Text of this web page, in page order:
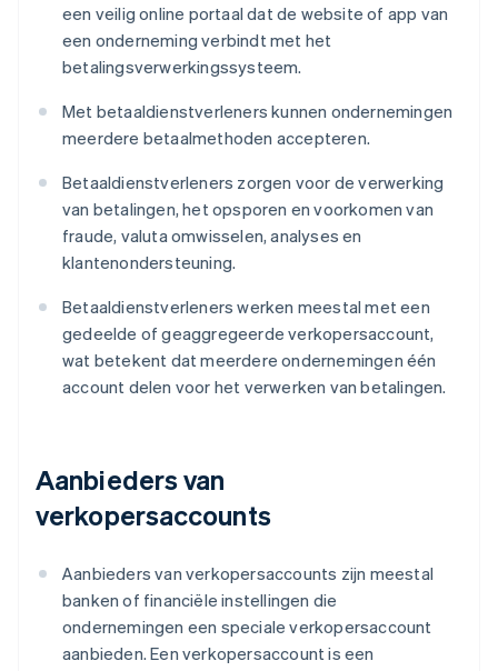
een veilig online portaal dat de website of app van
een onderneming verbindt met het
betalingsverwerkingssysteem.
Met betaaldienstverleners kunnen ondernemingen
meerdere betaalmethoden accepteren.
Betaaldienstverleners zorgen voor de verwerking
van betalingen, het opsporen en voorkomen van
fraude, valuta omwisselen, analyses en
klantenondersteuning.
Betaaldienstverleners werken meestal met een
gedeelde of geaggregeerde verkopersaccount,
wat betekent dat meerdere ondernemingen één
account delen voor het verwerken van betalingen.
Aanbieders van
verkopersaccounts
Aanbieders van verkopersaccounts zijn meestal
banken of financiële instellingen die
ondernemingen een speciale verkopersaccount
aanbieden. Een verkopersaccount is een